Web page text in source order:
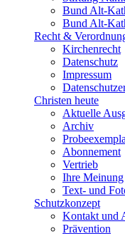
Bund Alt-
Bund Alt-
Recht &
Kirchenrecht
Datenschutz
Impressum
Christen heute
Aktuelle
Archiv
Abonnement
Vertrieb
Ihre Meinung
Text- und
Schutzkonzept
Kontakt und
Prävention